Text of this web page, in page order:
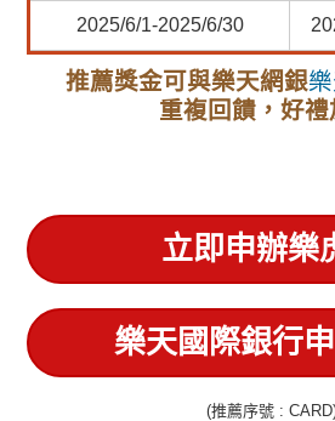
2025/6/1-2025/6/30
推薦獎金可與樂天網銀
重複回饋，好
立即申辦樂
樂天國際銀行
(推薦序號 :